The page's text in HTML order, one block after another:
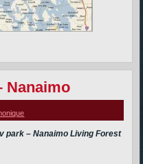
Nanaimo
park – Nanaimo Living Forest